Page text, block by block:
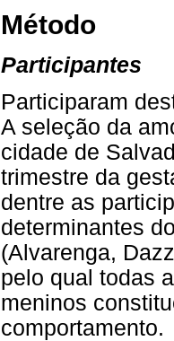
Método
Participantes
Participaram
A seleção da
cidade de
trimestre da
dentre as
determinantes
(Alvarenga,
pelo qual todas
meninos
comportamento.